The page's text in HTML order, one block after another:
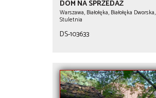
DOM NA SPRZEDAŻ
Warszawa, Białołęka, Białołęka Dworska,
Stuletnia
DS-103633